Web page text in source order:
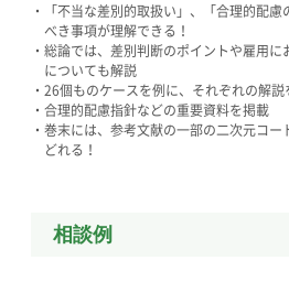
・「不当な差別的取扱い」、「合理的配
べき事項が理解できる！
・総論では、差別判断のポイントや雇用
についても解説
・26個ものケースを例に、それぞれの解
・合理的配慮指針などの重要資料を掲載
・巻末には、参考文献の一部の二次元コ
どれる！
相談例